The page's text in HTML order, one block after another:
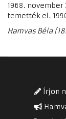
1968.
temették el.
Hamvas Béla
Írjon